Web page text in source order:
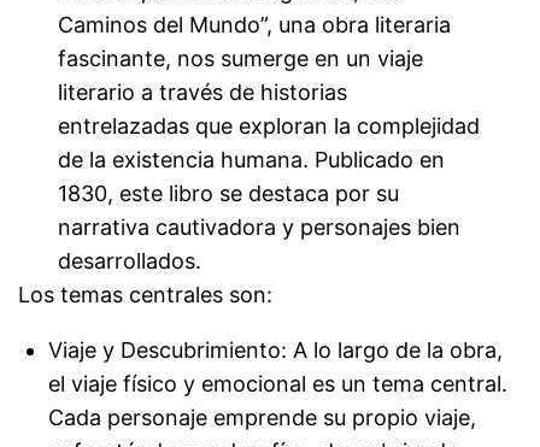
Caminos del Mundo”, una obra literaria
fascinante, nos sumerge en un viaje
literario a través de historias
entrelazadas que exploran la complejidad
de la existencia humana. Publicado en
1830, este libro se destaca por su
narrativa cautivadora y personajes bien
desarrollados.
Los temas centrales son:
Viaje y Descubrimiento: A lo largo de la obra,
el viaje físico y emocional es un tema central.
Cada personaje emprende su propio viaje,